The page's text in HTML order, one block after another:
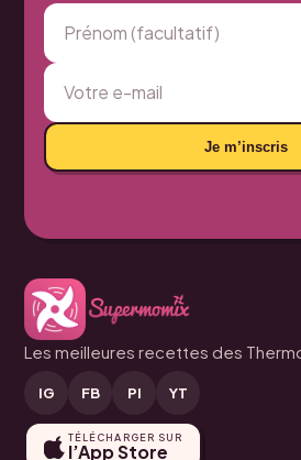
Je m’inscris
Les meilleures recettes des
IG FB PI YT
TÉLÉCHARGER SUR
l’App Store